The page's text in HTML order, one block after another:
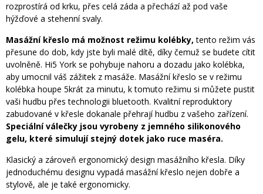
rozprostírá od krku, přes celá záda a přechází až pod vaše
hýžďové a stehenní svaly.
Masážní křeslo má možnost režimu kolébky, tento režim vás
přesune do dob, kdy jste byli malé dítě, díky čemuž se budete cítit
uvolněně. Hi5 York se pohybuje nahoru a dozadu jako kolébka,
aby umocnil váš zážitek z masáže. Masážní křeslo se v režimu
kolébka houpe 5krát za minutu, k tomuto režimu si můžete pustit
vaši hudbu přes technologii bluetooth. Kvalitní reproduktory
zabudované v křesle dokanale přehrají hudbu z vašeho zařízení.
Speciální válečky jsou vyrobeny z jemného silikonového
gelu, které simulují stejný dotek jako ruce maséra.
Klasický a zároveň ergonomický design masážního křesla. Díky
jednoduchému designu vypadá masážní křeslo nejen dobře a
stylově, ale je také ergonomicky.